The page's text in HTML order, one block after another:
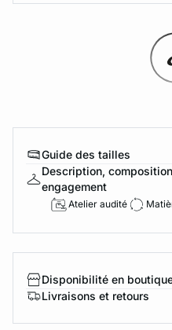
Guide des tailles
Description,
engagement
Atelier audité
Disponibilité en
Livraisons et retours